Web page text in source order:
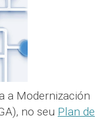
a Modernización
no seu Plan de